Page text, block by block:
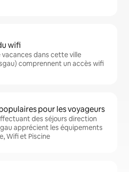
wifi
vacances dans cette ville
comprennent un accès wifi
pour les voyageurs
des séjours direction
apprécient les équipements
Wifi et Piscine